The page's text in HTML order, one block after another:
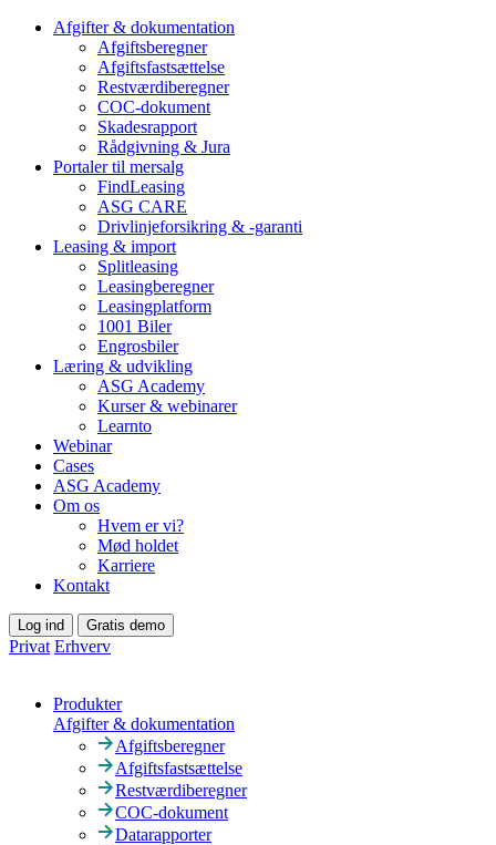
Afgifter & dokumentation
Afgiftsberegner
Afgiftsfastsættelse
Restværdiberegner
COC-dokument
Skadesrapport
Rådgivning & Jura
Portaler til mersalg
FindLeasing
ASG CARE
Drivlinjeforsikring & -garanti
Leasing & import
Splitleasing
Leasingberegner
Leasingplatform
1001 Biler
Engrosbiler
Læring & udvikling
ASG Academy
Kurser & webinarer
Learnto
Webinar
Cases
ASG Academy
Om os
Hvem er vi?
Mød holdet
Karriere
Kontakt
Log ind Gratis demo
Privat Erhverv
Produkter
Afgifter & dokumentation
Afgiftsberegner
Afgiftsfastsættelse
Restværdiberegner
COC-dokument
Datarapporter